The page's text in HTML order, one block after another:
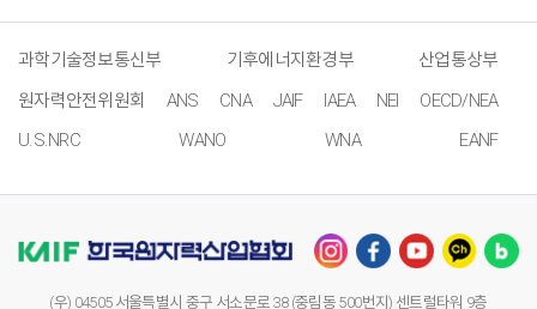
과학기술정보통신부 기후에너지환경부
산업통상부
원자력안전위원회
ANS CNA JAIF IAEA NEI
OECD/NEA
U.S.NRC
WANO WNA EANF
(우) 04505 서울특별시 중구 서소문로 38 (중림동 500번지) 센트럴타워 9층